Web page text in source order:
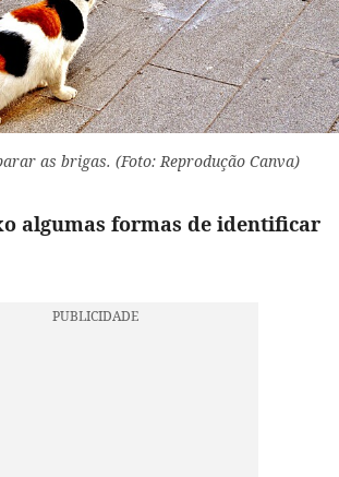
as brigas. (Foto: Reprodução Canva)
algumas formas de identificar